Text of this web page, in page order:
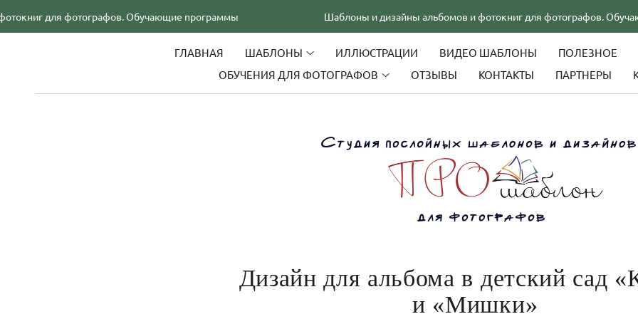
ГЛАВНАЯ ШАБЛОНЫ ИЛЛЮСТРАЦИИ ВИДЕО ШАБЛОНЫ
ПОЛЕЗНОЕ
ОБУЧЕНИЯ ДЛЯ ФОТОГРАФОВ
ОТЗЫВЫ КОНТАКТЫ ПАРТНЕРЫ
Дизайн для альбома в детский сад
и «Мишки»
фотографов. Обучающие программы Шаблоны и дизайны альбомов и фотокниг для фотографов. Обучающие